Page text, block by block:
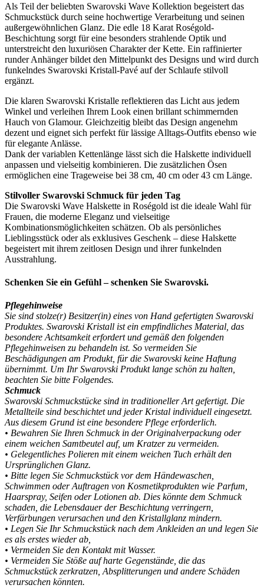
Als Teil der beliebten Swarovski Wave Kollektion begeistert das
Schmuckstück durch seine hochwertige Verarbeitung und seinen
außergewöhnlichen Glanz. Die edle 18 Karat Roségold-
Beschichtung sorgt für eine besonders strahlende Optik und
unterstreicht den luxuriösen Charakter der Kette. Ein raffinierter
runder Anhänger bildet den Mittelpunkt des Designs und wird durch
funkelndes Swarovski Kristall-Pavé auf der Schlaufe stilvoll
ergänzt.
Die klaren Swarovski Kristalle reflektieren das Licht aus jedem
Winkel und verleihen Ihrem Look einen brillant schimmernden
Hauch von Glamour. Gleichzeitig bleibt das Design angenehm
dezent und eignet sich perfekt für lässige Alltags-Outfits ebenso wie
für elegante Anlässe.
Dank der variablen Kettenlänge lässt sich die Halskette individuell
anpassen und vielseitig kombinieren. Die zusätzlichen Ösen
ermöglichen eine Trageweise bei 38 cm, 40 cm oder 43 cm Länge.
Stilvoller Swarovski Schmuck für jeden Tag
Die Swarovski Wave Halskette in Roségold ist die ideale Wahl für
Frauen, die moderne Eleganz und vielseitige
Kombinationsmöglichkeiten schätzen. Ob als persönliches
Lieblingsstück oder als exklusives Geschenk – diese Halskette
begeistert mit ihrem zeitlosen Design und ihrer funkelnden
Ausstrahlung.
Schenken Sie ein Gefühl – schenken Sie Swarovski.
Pflegehinweise
Sie sind stolze(r) Besitzer(in) eines von Hand gefertigten Swarovski
Produktes. Swarovski Kristall ist ein empfindliches Material, das
besondere Achtsamkeit erfordert und gemäß den folgenden
Pflegehinweisen zu behandeln ist. So vermeiden Sie
Beschädigungen am Produkt, für die Swarovski keine Haftung
übernimmt. Um Ihr Swarovski Produkt lange schön zu halten,
beachten Sie bitte Folgendes.
Schmuck
Swarovski Schmuckstücke sind in traditioneller Art gefertigt. Die
Metallteile sind beschichtet und jeder Kristal individuell eingesetzt.
Aus diesem Grund ist eine besondere Pflege erforderlich.
• Bewahren Sie Ihren Schmuck in der Originalverpackung oder
einem weichen Samtbeutel auf, um Kratzer zu vermeiden.
• Gelegentliches Polieren mit einem weichen Tuch erhält den
Ursprünglichen Glanz.
• Bitte legen Sie Schmuckstück vor dem Händewaschen,
Schwimmen oder Auftragen von Kosmetikprodukten wie Parfum,
Haarspray, Seifen oder Lotionen ab. Dies könnte dem Schmuck
schaden, die Lebensdauer der Beschichtung verringern,
Verfärbungen verursachen und den Kristallglanz mindern.
• Legen Sie Ihr Schmuckstück nach dem Ankleiden an und legen Sie
es als erstes wieder ab,
• Vermeiden Sie den Kontakt mit Wasser.
• Vermeiden Sie Stöße auf harte Gegenstände, die das
Schmuckstück zerkratzen, Absplitterungen und andere Schäden
verursachen könnten.